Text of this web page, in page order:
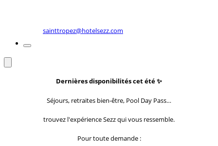
sainttropez@hotelsezz.com
Dernières disponibilités cet été ✨
Séjours, retraites bien-être, Pool Day Pass…
trouvez l'expérience Sezz qui vous ressemble.
Pour toute demande :